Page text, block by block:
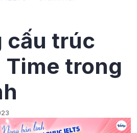
cấu trúc
Time trong